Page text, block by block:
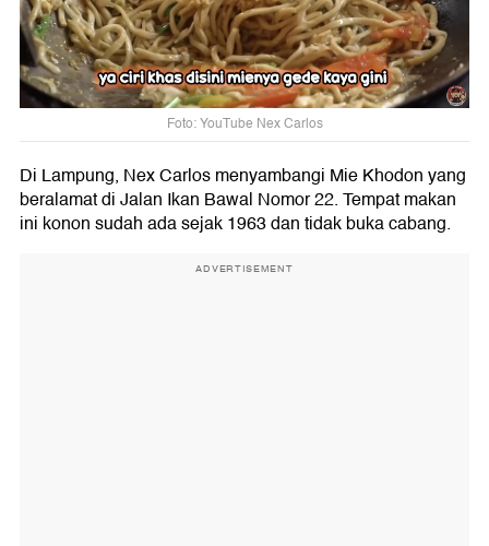
Foto: YouTube Nex Carlos
Di Lampung, Nex Carlos menyambangi Mie Khodon yang
beralamat di Jalan Ikan Bawal Nomor 22. Tempat makan
ini konon sudah ada sejak 1963 dan tidak buka cabang.
ADVERTISEMENT